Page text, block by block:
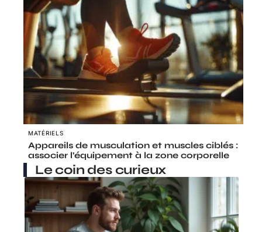
MATÉRIELS
Appareils de musculation et muscles ciblés :
associer l’équipement à la zone corporelle
Le coin des curieux